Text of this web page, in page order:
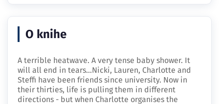
O knihe
A terrible heatwave. A very tense baby shower. It
will all end in tears...Nicki, Lauren, Charlotte and
Steffi have been friends since university. Now in
their thirties, life is pulling them in different
directions - but when Charlotte organises the